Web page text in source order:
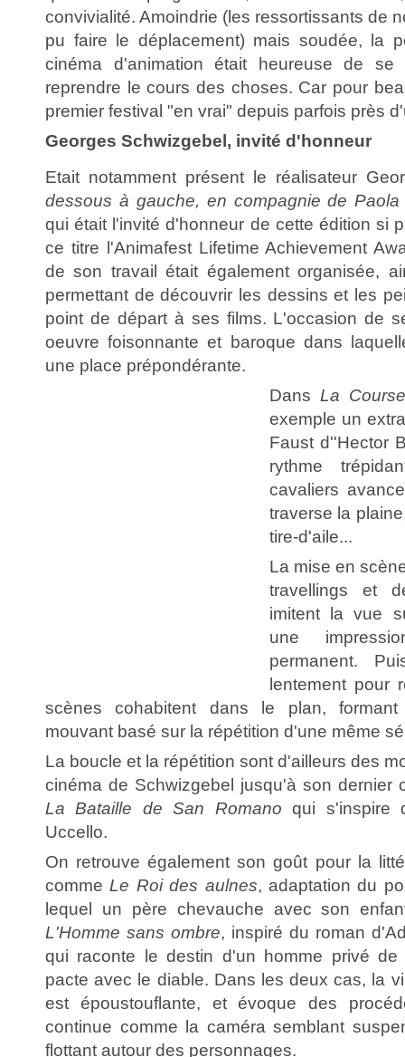
convivialité. Amoindrie (les ressortissants de
pu faire le déplacement) mais soudée, la
cinéma d'animation était heureuse de
reprendre le cours des choses. Car pour
premier festival "en vrai" depuis parfois près
Georges Schwizgebel, invité d'honneur
Etait notamment présent le réalisateur
dessous à gauche, en compagnie de
qui était l'invité d'honneur de cette édition si
ce titre l'Animafest Lifetime Achievement
de son travail était également organisée,
permettant de découvrir les dessins et les
point de départ à ses films. L'occasion de
oeuvre foisonnante et baroque dans
une place prépondérante.
DansLa
exemple un
Faust d''Hector
rythme
cavaliers
traverse la
tire-d'aile...
La mise en
travellings et
imitent la vue
une
permanent.
lentement pour
scènes cohabitent dans le plan,
mouvant basé sur la répétition d'une même
La boucle et la répétition sont d'ailleurs des
cinéma de Schwizgebel jusqu'à son dernier
La Bataille de San Romano qui s'inspire
Uccello.
On retrouve également son goût pour la
commeLe Roi des aulnes, adaptation du
lequel un père chevauche avec son
L'Homme sans ombre, inspiré du roman
qui raconte le destin d'un homme privé
pacte avec le diable. Dans les deux cas, la
est époustouflante, et évoque des
continue comme la caméra semblant
flottant autour des personnages.